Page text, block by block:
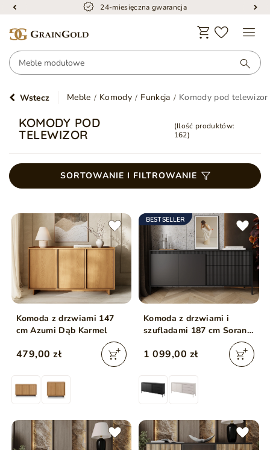
24-miesięczna gwarancja
Wstecz Meble Komody Funkcja Komody pod telewizor
KOMODY POD
TELEWIZOR
(Ilość produktów:
162)
SORTOWANIE I FILTROWANIE
Komoda z drzwiami 147
cm Azumi Dąb Karmel
479,00 zł
BESTSELLER
Komoda z drzwiami i
szufladami 187 cm Sorano
1 099,00 zł